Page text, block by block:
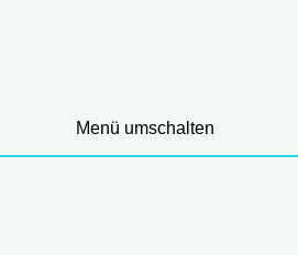
Menü umschalten